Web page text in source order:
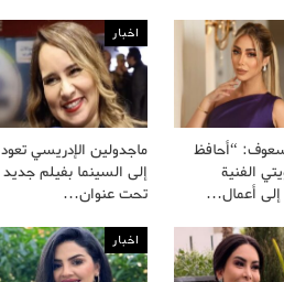
“أحافظ
الفنية
أعمال…
اخبار
ماجدولين الإدريسي تعود
إلى السينما بفيلم جديد
تحت عنوان…
اخبار